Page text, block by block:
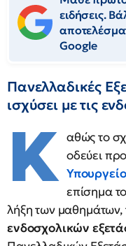
ειδήσεις.
Google
Πανελλαδικές
ισχύσει με τις
Κ αθώς το
οδεύει
επίσημα
λήξη των μαθημάτων,
ενδοσχολικών